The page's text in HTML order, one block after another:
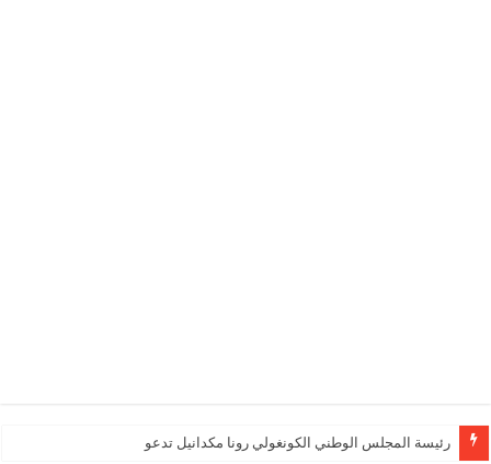
رئيسة المجلس الوطني الكونغولي رونا مكدانيل تدعو إلى الت